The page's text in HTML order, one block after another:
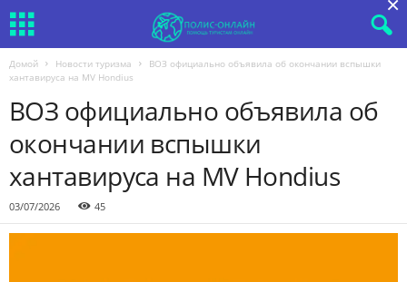
Домой Новости туризма
ВОЗ официально объявила об окончании вспышки
хантавируса на MV Hondius
ВОЗ официально объявила об
окончании вспышки
хантавируса на MV Hondius
03/07/2026 45